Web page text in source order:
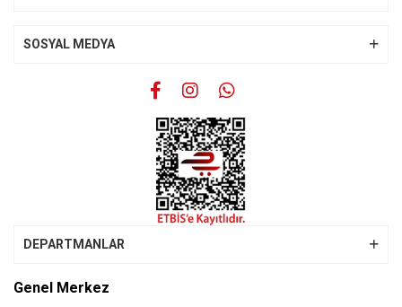
Gönder
SOSYAL MEDYA
DEPARTMANLAR
Genel Merkez